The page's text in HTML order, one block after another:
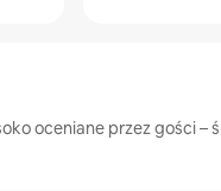
oceniane przez gości –